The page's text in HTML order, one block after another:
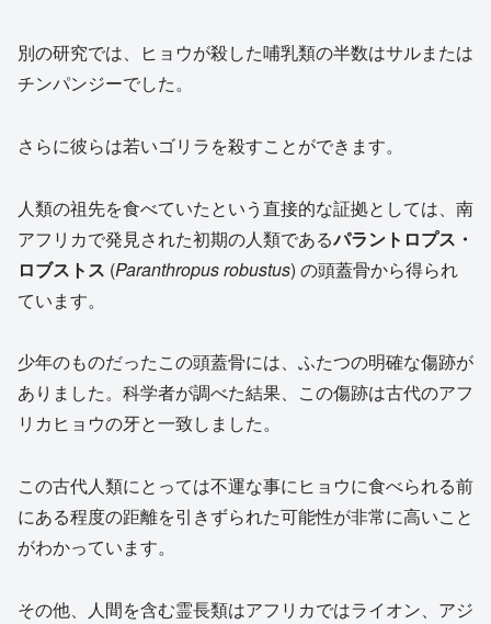
別の研究では、ヒョウが殺した哺乳類の半数はサルまたは
チンパンジーでした。
さらに彼らは若いゴリラを殺すことができます。
人類の祖先を食べていたという直接的な証拠としては、南
アフリカで発見された初期の人類であるパラントロプス・
ロブストス (Paranthropus robustus) の頭蓋骨から得られ
ています。
少年のものだったこの頭蓋骨には、ふたつの明確な傷跡が
ありました。科学者が調べた結果、この傷跡は古代のアフ
リカヒョウの牙と一致しました。
この古代人類にとっては不運な事にヒョウに食べられる前
にある程度の距離を引きずられた可能性が非常に高いこと
がわかっています。
その他、人間を含む霊長類はアフリカではライオン、アジ